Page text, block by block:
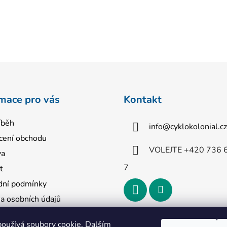
soubory cookie. Dalším
pro vás
obchodu
podmínky
osobních údajů
Kontakt
info@cyklokolonial.cz
VOLEJTE +420 736
7